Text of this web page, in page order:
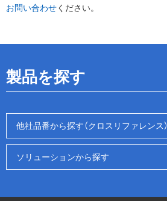
お問い合わせください。
製品を探す
他社品番から探す（クロスリファレンス）
ソリューションから探す